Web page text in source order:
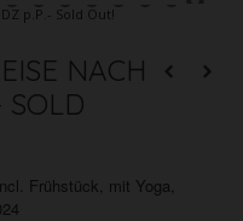
NACH
SOLD
Frühstück, mit Yoga,